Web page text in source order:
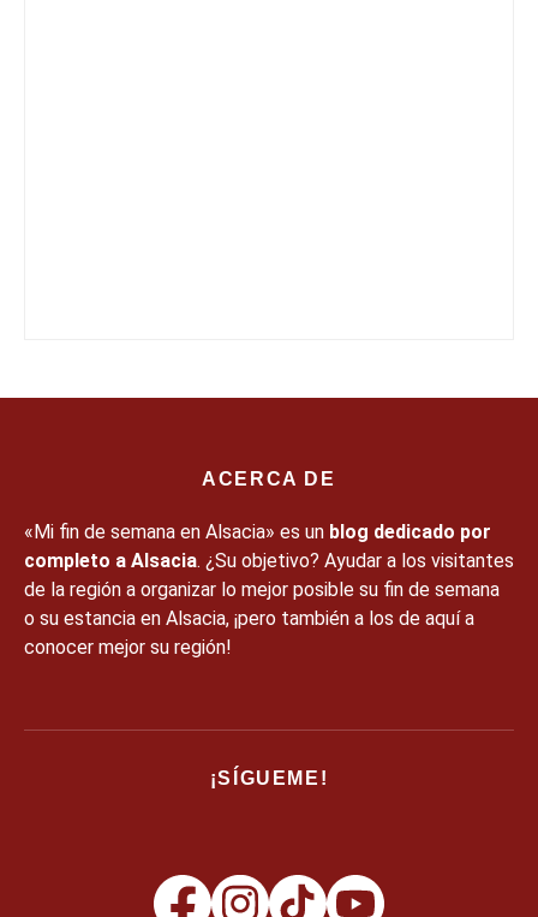
ACERCA DE
«Mi fin de semana en Alsacia» es un blog dedicado por
completo a Alsacia. ¿Su objetivo? Ayudar a los visitantes
de la región a organizar lo mejor posible su fin de semana
o su estancia en Alsacia, ¡pero también a los de aquí a
conocer mejor su región!
¡SÍGUEME!